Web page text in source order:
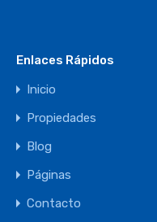
Enlaces Rápidos
Inicio
Propiedades
Blog
Páginas
Contacto